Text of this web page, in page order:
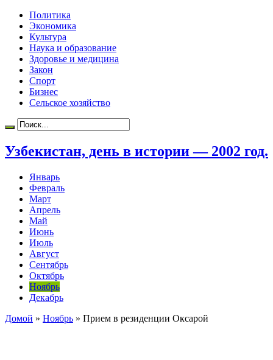
Политика
Экономика
Культура
Наука и образование
Здоровье и медицина
Закон
Спорт
Бизнес
Сельское хозяйство
Узбекистан, день в истории — 2002 год.
Январь
Февраль
Март
Апрель
Май
Июнь
Июль
Август
Сентябрь
Октябрь
Ноябрь
Декабрь
Домой » Ноябрь » Прием в резиденции Оксарой